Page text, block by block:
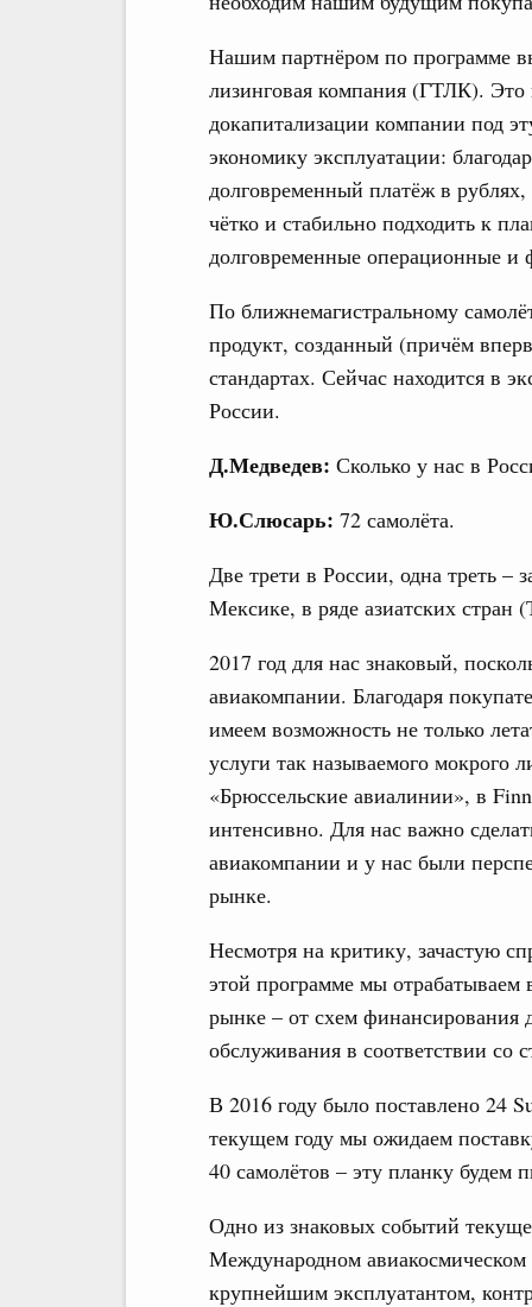
Нашим партнёром по программе
лизинговая компания (ГТЛК).
докапитализации компании под
экономику эксплуатации:
долговременный платёж в
чётко и стабильно подходить к
долговременные операционные и
По ближнемагистральному
продукт, созданный (причём
стандартах. Сейчас находится в
России.
Д.Медведев: Сколько у нас в
Ю.Слюсарь: 72 самолёта.
Две трети в России, одна треть
Мексике, в ряде азиатских стран
2017 год для нас знаковый,
авиакомпании. Благодаря
имеем возможность не только
услуги так называемого мокрого
«Брюссельские авиалинии», в
интенсивно. Для нас важно
авиакомпании и у нас были
рынке.
Несмотря на критику, зачастую
этой программе мы
рынке – от схем финансирования
обслуживания в соответствии со
В 2016 году было поставлено 24
текущем году мы ожидаем
40 самолётов – эту планку будем
Одно из знаковых событий
Международном
крупнейшим эксплуатантом,